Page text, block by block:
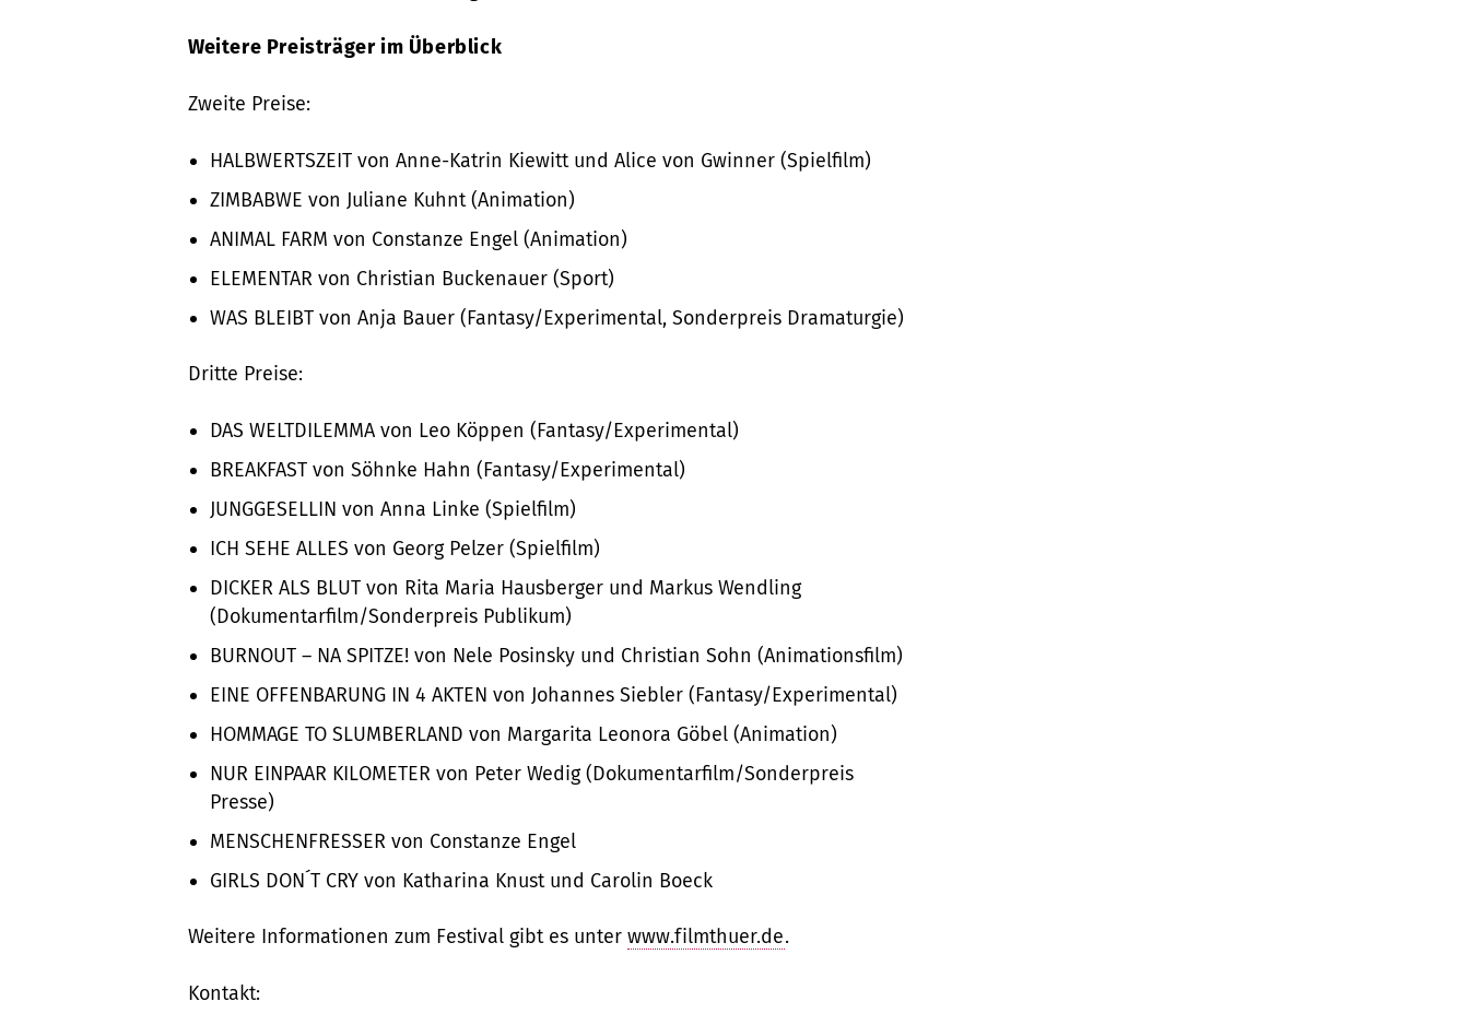
Weitere Preisträger im Überblick
Zweite Preise:
HALBWERTSZEIT von Anne-Katrin Kiewitt und Alice von Gwinner (Spielfilm)
ZIMBABWE von Juliane Kuhnt (Animation)
ANIMAL FARM von Constanze Engel (Animation)
ELEMENTAR von Christian Buckenauer (Sport)
WAS BLEIBT von Anja Bauer (Fantasy/Experimental, Sonderpreis Dramaturgie)
Dritte Preise:
DAS WELTDILEMMA von Leo Köppen (Fantasy/Experimental)
BREAKFAST von Söhnke Hahn (Fantasy/Experimental)
JUNGGESELLIN von Anna Linke (Spielfilm)
ICH SEHE ALLES von Georg Pelzer (Spielfilm)
DICKER ALS BLUT von Rita Maria Hausberger und Markus Wendling
(Dokumentarfilm/Sonderpreis Publikum)
BURNOUT – NA SPITZE! von Nele Posinsky und Christian Sohn (Animationsfilm)
EINE OFFENBARUNG IN 4 AKTEN von Johannes Siebler (Fantasy/Experimental)
HOMMAGE TO SLUMBERLAND von Margarita Leonora Göbel (Animation)
NUR EINPAAR KILOMETER von Peter Wedig (Dokumentarfilm/Sonderpreis
Presse)
MENSCHENFRESSER von Constanze Engel
GIRLS DON´T CRY von Katharina Knust und Carolin Boeck
Weitere Informationen zum Festival gibt es unter www.filmthuer.de.
Kontakt: